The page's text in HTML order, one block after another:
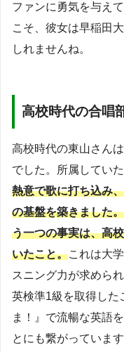
ファンに勇気を与え
こそ、彼女は早稲田
しれませんね。
高校時代の合唱
高校時代の東山さん
でした。所属していた
熱意で歌に打ち込み
の基盤を築きました
う一つの事実は、高
いたこと。これは大
スニング力が求めら
英検準1級を取得した
ま！』で流暢な英語
とにも繋がっていま